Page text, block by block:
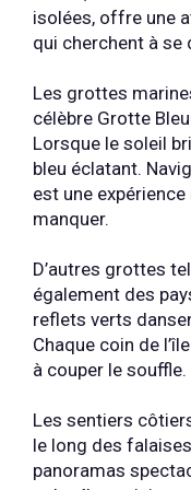
isolées, offre une
qui cherchent à se
Les grottes
célèbre Grotte
Lorsque le soleil
bleu éclatant.
est une
manquer.
D’autres grottes
également des
reflets verts
Chaque coin de
à couper le souffle.
Les sentiers
le long des
panoramas